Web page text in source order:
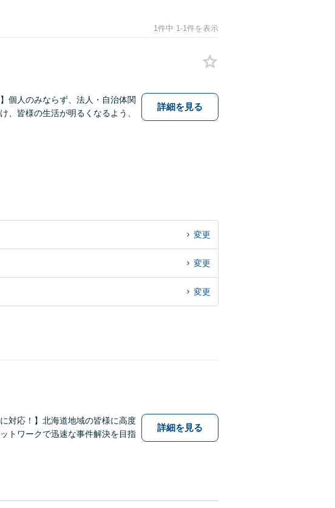
1件中 1-1件を表示
個人のみならず、法人・自治体関
、皆様の生活が明るくなるよう、
詳細を見る
変更
変更
変更
対応！】北海道地域の皆様に高度
トワークで迅速な事件解決を目指
詳細を見る